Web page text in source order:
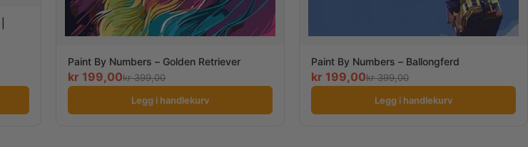
Paint By Numbers – Golden Retriever
kr 199,00kr399,00
Legg i handlekurv
Paint By Numbers – Ballongferd
kr 199,00kr399,00
Legg i handlekurv